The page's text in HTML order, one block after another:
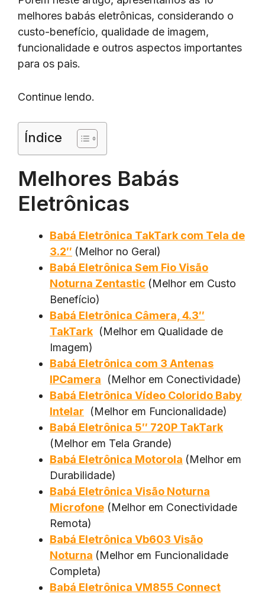
melhores babás eletrônicas, considerando o
custo-benefício, qualidade de imagem,
funcionalidade e outros aspectos importantes
para os pais.
Continue lendo.
Índice
Melhores Babás
Eletrônicas
Babá Eletrônica TakTark com Tela de
3.2″ (Melhor no Geral)
Babá Eletrônica Sem Fio Visão
Noturna Zentastic (Melhor em Custo
Benefício)
Babá Eletrônica Câmera, 4.3″
TakTark (Melhor em Qualidade de
Imagem)
Babá Eletrônica com 3 Antenas
IPCamera (Melhor em Conectividade)
Babá Eletrônica Vídeo Colorido Baby
Intelar (Melhor em Funcionalidade)
Babá Eletrônica 5″ 720P TakTark
(Melhor em Tela Grande)
Babá Eletrônica Motorola (Melhor em
Durabilidade)
Babá Eletrônica Visão Noturna
Microfone (Melhor em Conectividade
Remota)
Babá Eletrônica Vb603 Visão
Noturna (Melhor em Funcionalidade
Completa)
Babá Eletrônica VM855 Connect